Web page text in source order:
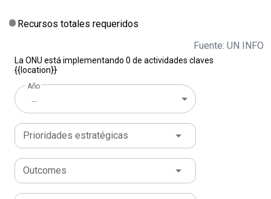
Recursos totales requeridos
Fuente: UN INFO
La ONU está implementando 0 de actividades claves
{{location}}
Año
...
Prioridades estratégicas
Outcomes